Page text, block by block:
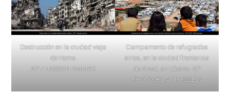
Destrucción en la ciudad vieja
de Homs.
AP / HASSAN AMMAR
Campamento de refugiados
sirios, en la ciudad fronteriza
de Arsal, en Líbano. AP
PHOTO/BILAL HUSSEIN